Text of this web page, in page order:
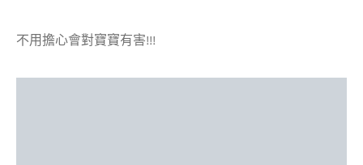
不用擔心會對寶寶有害!!!